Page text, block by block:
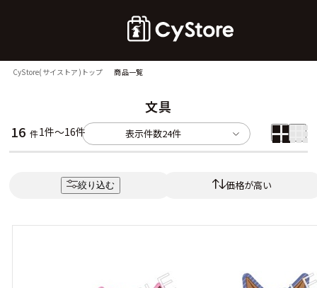
CyStore(サイストア)トップ 商品一覧
文具
16 件1件～16件 表示件数24件
絞り込む 価格が高い